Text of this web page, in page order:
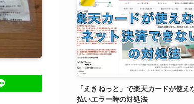
「えきねっと」で楽天カードが使え
払いエラー時の対処法